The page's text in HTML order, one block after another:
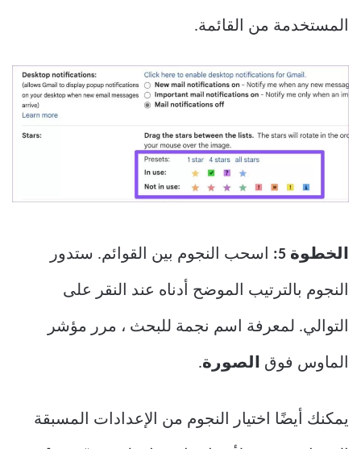
المستخدمة من القائمة.
الخطوة 5: اسحب النجوم بين القوائم. ستدور
النجوم بالترتيب الموضح أدناه عند النقر على
التوالي. لمعرفة اسم نجمة للبحث ، مرر مؤشر
الماوس فوق الصورة.
يمكنك أيضًا اختيار النجوم من الإعدادات المسبقة